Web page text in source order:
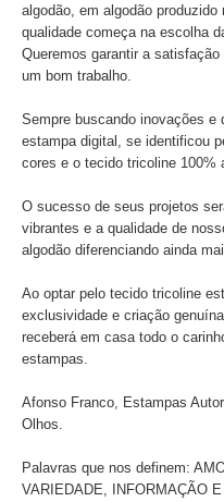
algodão, em algodão
qualidade começa na escolha
Queremos garantir a
um bom trabalho.
Sempre buscando inovações e
estampa digital, se identificou
cores e o tecido tricoline 100%
O sucesso de seus projetos
vibrantes e a qualidade de
algodão diferenciando ainda
Ao optar pelo tecido tricoline
exclusividade e criação
receberá em casa todo o
estampas.
Afonso Franco, Estampas
Olhos.
Palavras que nos definem:
VARIEDADE, INFORMAÇÃO